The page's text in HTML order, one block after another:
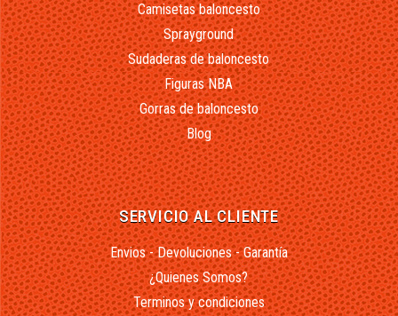
Camisetas baloncesto
Sprayground
Sudaderas de baloncesto
Figuras NBA
Gorras de baloncesto
Blog
SERVICIO AL CLIENTE
Envios - Devoluciones - Garantía
¿Quienes Somos?
Terminos y condiciones